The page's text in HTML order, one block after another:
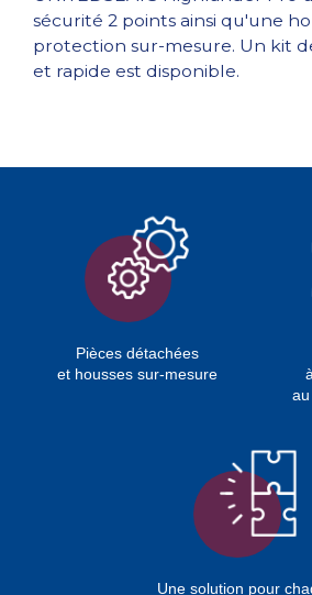
sécurité 2 points ainsi qu'une
protection sur-mesure. Un kit
et rapide est disponible.
Pièces détachées
et housses sur-mesure
Une solution pour